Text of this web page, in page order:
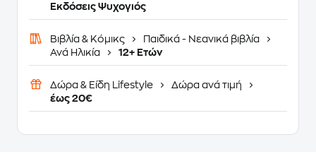
Εκδόσεις Ψυχογιός
Βιβλία & Κόμικς
Παιδικά - Νεανικά βιβλία
Ανά Ηλικία
12+ Ετών
Δώρα & Είδη Lifestyle
Δώρα ανά τιμή
έως 20€